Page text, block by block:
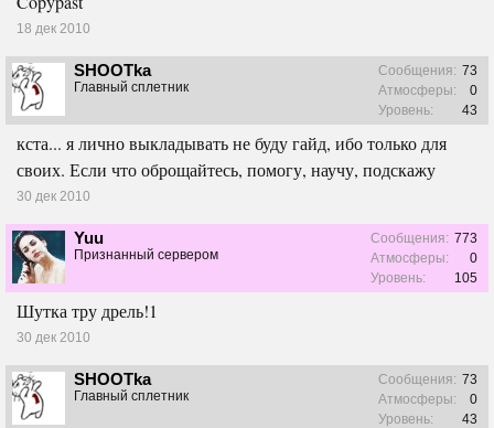
18 дек 2010
SHOOTka
Главный сплетник
Сообщения: 73
Атмосферы:
0
Уровень:
43
кста... я лично выкладывать не буду гайд, ибо только для
своих. Если что оброщайтесь, помогу, научу, подскажу
30 дек 2010
Yuu
Признанный сервером
Сообщения: 773
Атмосферы:
0
Уровень:
105
Шутка тру дрель!1
30 дек 2010
SHOOTka
Главный сплетник
Сообщения: 73
Атмосферы:
0
Уровень:
43